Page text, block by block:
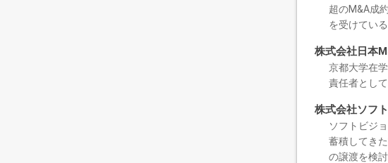
超のM&A成
を受けている
株式会社日本
京都大学在
責任者とし
株式会社ソフ
ソフトビジ
蓄積してき
の譲渡を検